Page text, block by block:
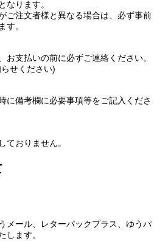
なります。
ご注文者様と異なる場合は、必ず事前
す。
お支払いの前に必ずご連絡ください。
せください)
に備考欄に必要事項等をご記入くださ
ておりません。
メール、レターパックプラス、ゆうパ
します。